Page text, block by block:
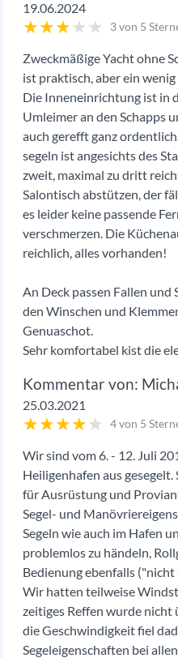
19.06.2024
★★★★★ 3 von 5
Zweckmäßige Yacht ohne
ist praktisch, aber ein wenig
Die Inneneinrichtung ist in
Umleimer an den Schapps
auch gerefft ganz
segeln ist angesichts des
zweit, maximal zu dritt
Salontisch abstützen, der
es leider keine passende
verschmerzen. Die
reichlich, alles vorhanden!
An Deck passen Fallen und
den Winschen und
Genuaschot.
Sehr komfortabel kist die
25.03.2021
★★★★★ 4 von 5
Wir sind vom 6. - 12. Juli
Heiligenhafen aus
für Ausrüstung und
Segel- und
Segeln wie auch im Hafen
problemlos zu händeln,
Bedienung ebenfalls
Wir hatten teilweise
zeitiges Reffen wurde nicht
die Geschwindigkeit fiel
Segeleigenschaften bei